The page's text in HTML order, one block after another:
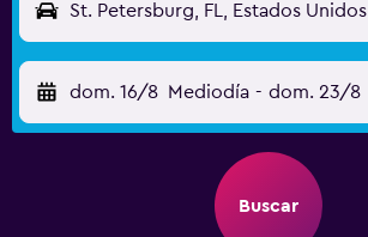
St. Petersburg, FL, Estados Unidos
dom. 16/8 Mediodía - dom. 23/8
Buscar